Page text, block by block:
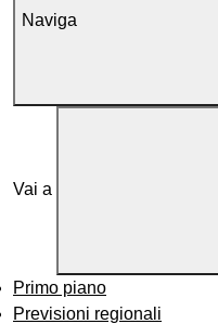
Naviga
Vai a
Primo piano
Previsioni regionali